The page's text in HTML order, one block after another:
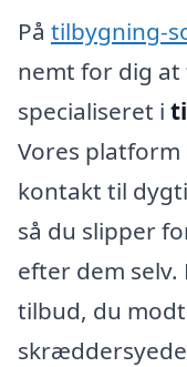
På tilbygning-
nemt for dig
specialiseret i
Vores
kontakt til
så du slipper
efter dem selv.
tilbud, du